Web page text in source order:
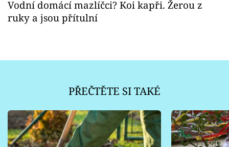
Vodní domácí mazlíčci? Koi kapři. Žerou z
ruky a jsou přítulní
PŘEČTĚTE SI TAKÉ